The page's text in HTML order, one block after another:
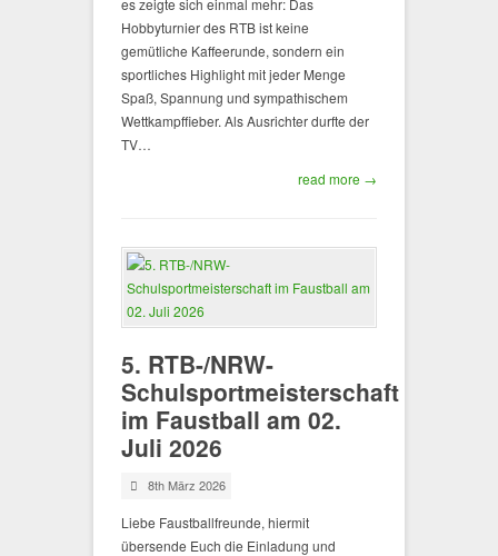
es zeigte sich einmal mehr: Das
Hobbyturnier des RTB ist keine
gemütliche Kaffeerunde, sondern ein
sportliches Highlight mit jeder Menge
Spaß, Spannung und sympathischem
Wettkampffieber. Als Ausrichter durfte der
TV…
read more →
5. RTB-/NRW-
Schulsportmeisterschaft
im Faustball am 02.
Juli 2026
8th März 2026
Liebe Faustballfreunde, hiermit
übersende Euch die Einladung und